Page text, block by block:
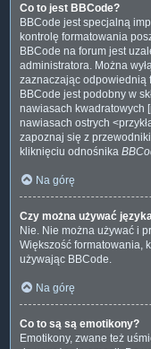
Co to jest BBCode?
BBCode jest specjalną
kontrolę formatowania
BBCode na forum jest
administratora. Można
zaznaczając odpowiednią
BBCode jest podobny w
nawiasach kwadratowych
nawiasach ostrych
zapoznaj się z
kliknięciu odnośnika
Na górę
Czy można używać
Nie. Nie można używać i
Większość formatowania,
używając BBCode.
Na górę
Co to są są emotikony?
Emotikony, zwane też